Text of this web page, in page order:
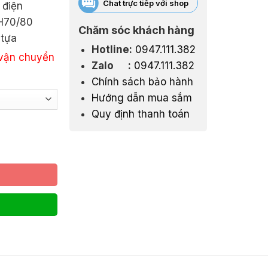
80
chuyển
Chat trực tiếp với shop
Chăm sóc khách hàng
Hotline: 0947.111.382
Zalo : 0947.111.382
Chính sách bảo hành
Hướng dẫn mua sắm
Quy định thanh toán